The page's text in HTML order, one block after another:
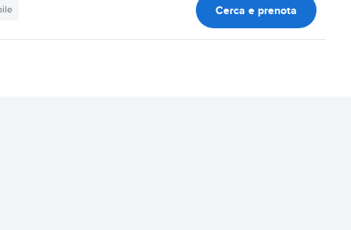
Cerca e prenota